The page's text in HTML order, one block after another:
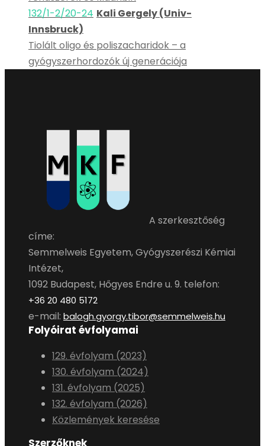
132/1-2/20-24 Kali Gergely (Univ-
Innsbruck)
Tiolált oligo és poliszacharidok – a
gyógyszerhordozók új generációja
A szerkesztőség
címe:
Semmelweis Egyetem, Gyógyszerészi Kémiai
Intézet,
1092 Budapest, Hőgyes Endre u. 9. telefon:
+36 20 480 5172
e-mail: balogh.gyorgy.tibor@semmelweis.hu
Folyóirat évfolyamai
129. évfolyam (2023)
130. évfolyam (2024)
131. évfolyam (2025)
132. évfolyam (2026)
Közlemények keresése